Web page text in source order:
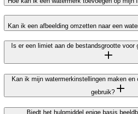
Kan ik een afbeelding omzetten naar een
Is er een limiet aan de bestandsgrootte voor
Kan ik mijn watermerkinstellingen maken
gebruik?
Biedt het hulpmiddel enige basis